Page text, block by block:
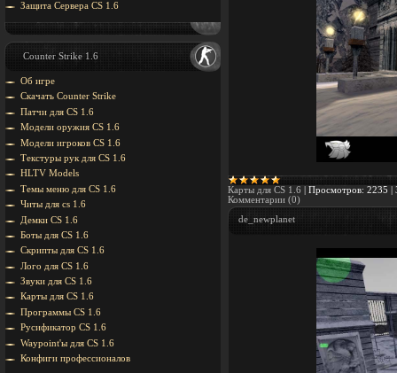
Защита Cервера CS 1.6
Counter Strike 1.6
Об игре
Скачать Counter Strike
Патчи для CS 1.6
Модели оружия CS 1.6
Модели игроков CS 1.6
Текстуры рук для CS 1.6
HLTV Models
Темы меню для CS 1.6
Читы для cs 1.6
Демки CS 1.6
Боты для CS 1.6
Скрипты для CS 1.6
Лого для CS 1.6
Звуки для CS 1.6
Карты для CS 1.6
Программы CS 1.6
Русификатор CS 1.6
Waypoint'ы для CS 1.6
Конфиги профессионалов
Карты для CS 1.6 Просмотров: 2235
Комментарии (0)
de_newplanet